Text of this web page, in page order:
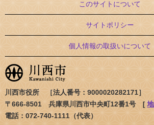
このサイトについて
サイトポリシー
個人情報の取扱いについて
川西市役所 ［法人番号：9000020282171］
〒666-8501 兵庫県川西市中央町12番1号 [
電話：072-740-1111（代表）